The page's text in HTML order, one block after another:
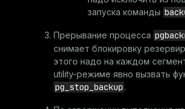
запуска команды
Прерывание процесса
снимает блокировку
этого надо на каждом
utility-режиме явно вызвать
pg_stop_backup.